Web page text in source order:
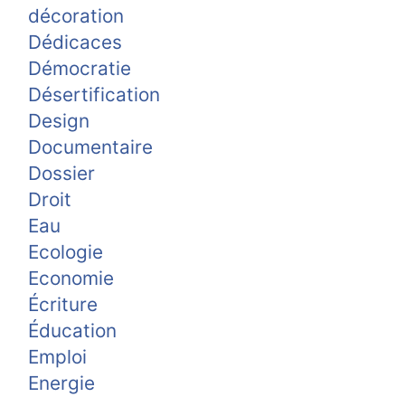
décoration
Dédicaces
Démocratie
Désertification
Design
Documentaire
Dossier
Droit
Eau
Ecologie
Economie
Écriture
Éducation
Emploi
Energie